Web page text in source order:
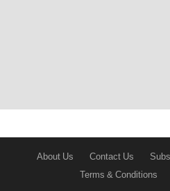
About Us Contact Us
Terms & Conditions